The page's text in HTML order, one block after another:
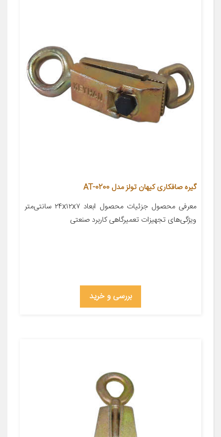
گیره صافکاری کیهان تولز مدل AT-0200
معرفی محصول جزئیات محصول ابعاد ۲۴x۱۲x۷ سانتی‌متر
ویژگی‌های تجهیزات تعمیرگاهی کاربرد صنعتی
بررسی و خرید